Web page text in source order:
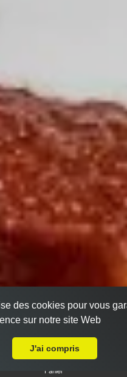
Panier
des cookies pour vous
sur notre site Web
J'ai compris